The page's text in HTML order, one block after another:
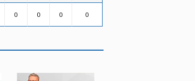
0 0 0 0